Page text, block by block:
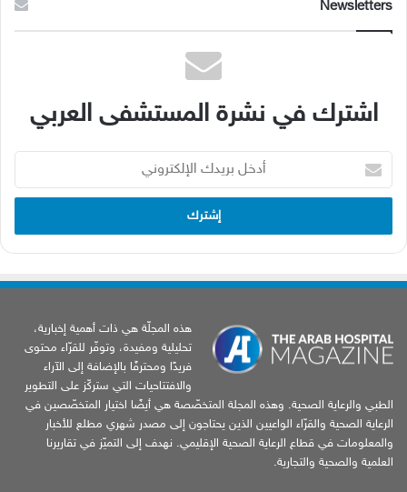
Newsletters
اشترك في نشرة المستشفى العربي
بريدك
الإلكتروني
هذه المجلّة هي ذات أهمية إخبارية،
تحليلية ومفيدة، وتوفّر للقرّاء محتوى
فريدًا ومحترفًا بالإضافة إلى الآراء
والافتتاحيات التي ستركّز على التطوير
الطبي والرعاية الصحية. وهذه المجلة المتخصّصة هي أيضًا اختيار المتخصّصين في
الرعاية الصحية والقرّاء الواعيين الذين يحتاجون إلى مصدر شهري مطلع للأخبار
والمعلومات في قطاع الرعاية الصحية الإقليمي. نهدف إلى التميّز في تقاريرنا
العلمية والصحية والتجارية.